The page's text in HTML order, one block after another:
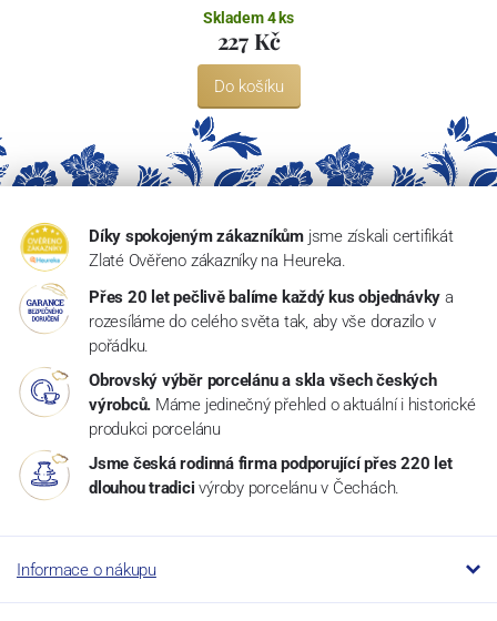
Skladem 4 ks
227 Kč
Do košíku
Díky spokojeným zákazníkům jsme získali certifikát
Zlaté Ověřeno zákazníky na Heureka.
Přes 20 let pečlivě balíme každý kus objednávky a
rozesíláme do celého světa tak, aby vše dorazilo v
pořádku.
Obrovský výběr porcelánu a skla všech českých
výrobců. Máme jedinečný přehled o aktuální i historické
produkci porcelánu
Jsme česká rodinná firma podporující přes 220 let
dlouhou tradici výroby porcelánu v Čechách.
Informace o nákupu